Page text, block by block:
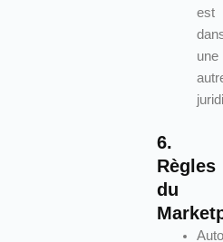
est
une
6.
Règles
du